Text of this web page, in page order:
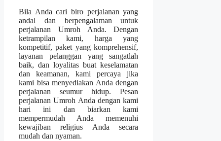
Bila Anda cari biro perjalanan yang
andal dan berpengalaman untuk
perjalanan Umroh Anda. Dengan
ketrampilan kami, harga yang
kompetitif, paket yang komprehensif,
layanan pelanggan yang sangatlah
baik, dan loyalitas buat keselamatan
dan keamanan, kami percaya jika
kami bisa menyediakan Anda dengan
perjalanan seumur hidup. Pesan
perjalanan Umroh Anda dengan kami
hari ini dan biarkan kami
mempermudah Anda memenuhi
kewajiban religius Anda secara
mudah dan nyaman.